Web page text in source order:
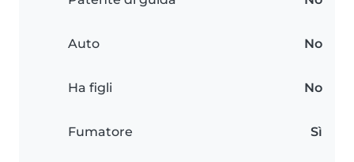
Auto No
Ha figli No
Fumatore Sì